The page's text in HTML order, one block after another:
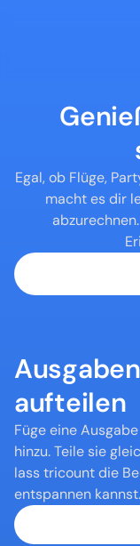
Egal, ob Flüge,
macht es dir
aufteilen
Füge eine
hinzu. Teile sie
lass tricount die
entspannen kannst.